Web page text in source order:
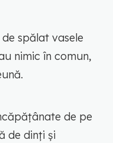
spălat vasele
nimic în comun,
de pe
de dinți și